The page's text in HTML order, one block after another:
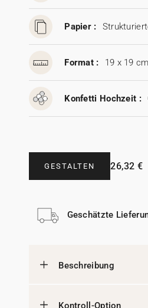
Papier :
Format : 19 x 19 cm
Konfetti Hochzeit :
GESTALTEN 26,32 €
Geschätzte
Beschreibung
Kontroll-Option